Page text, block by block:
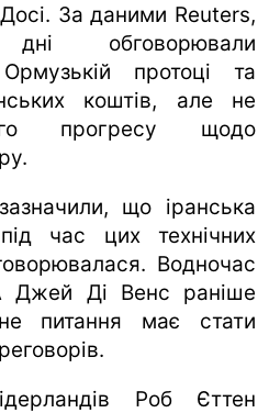
За даними Reuters,
обговорювали
протоці та
коштів, але не
прогресу щодо
що іранська
час цих технічних
Водночас
Джей Ді Венс раніше
питання має стати
Роб Єттен